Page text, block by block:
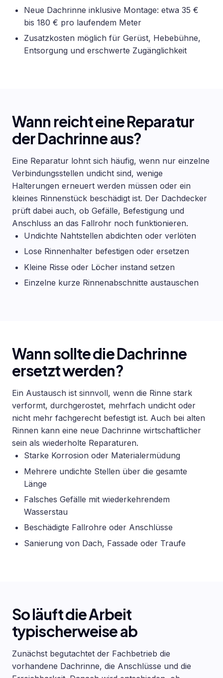
Neue Dachrinne inklusive Montage: etwa 35 €
bis 180 € pro laufendem Meter
Zusatzkosten möglich für Gerüst, Hebebühne,
Entsorgung und erschwerte Zugänglichkeit
Wann reicht eine Reparatur
der Dachrinne aus?
Eine Reparatur lohnt sich häufig, wenn nur einzelne
Verbindungsstellen undicht sind, wenige
Halterungen erneuert werden müssen oder ein
kleines Rinnenstück beschädigt ist. Der Dachdecker
prüft dabei auch, ob Gefälle, Befestigung und
Anschluss an das Fallrohr noch funktionieren.
Undichte Nahtstellen abdichten oder verlöten
Lose Rinnenhalter befestigen oder ersetzen
Kleine Risse oder Löcher instand setzen
Einzelne kurze Rinnenabschnitte austauschen
Wann sollte die Dachrinne
ersetzt werden?
Ein Austausch ist sinnvoll, wenn die Rinne stark
verformt, durchgerostet, mehrfach undicht oder
nicht mehr fachgerecht befestigt ist. Auch bei alten
Rinnen kann eine neue Dachrinne wirtschaftlicher
sein als wiederholte Reparaturen.
Starke Korrosion oder Materialermüdung
Mehrere undichte Stellen über die gesamte
Länge
Falsches Gefälle mit wiederkehrendem
Wasserstau
Beschädigte Fallrohre oder Anschlüsse
Sanierung von Dach, Fassade oder Traufe
So läuft die Arbeit
typischerweise ab
Zunächst begutachtet der Fachbetrieb die
vorhandene Dachrinne, die Anschlüsse und die